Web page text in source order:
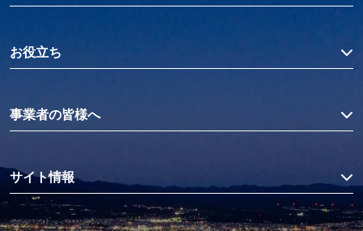
お役立ち
事業者の皆様へ
サイト情報